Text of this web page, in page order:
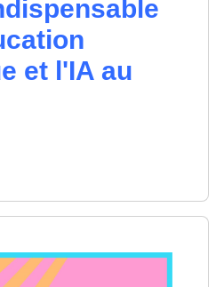
et l'IA au